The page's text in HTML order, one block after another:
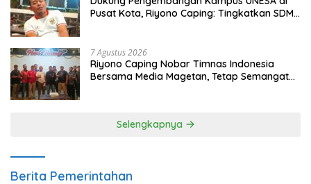
Pusat Kota, Riyono Caping: Tingkatkan SDM
7 Agustus 2026
Riyono Caping Nobar Timnas Indonesia
Bersama Media Magetan, Tetap Semangat
Selengkapnya
Berita Pemerintahan